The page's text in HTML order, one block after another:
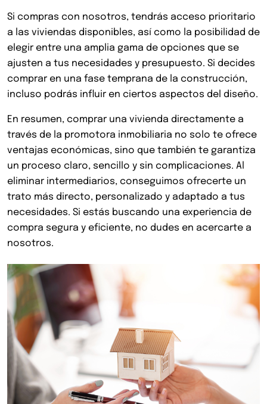
Si compras con nosotros, tendrás acceso prioritario
a las viviendas disponibles, así como la posibilidad de
elegir entre una amplia gama de opciones que se
ajusten a tus necesidades y presupuesto. Si decides
comprar en una fase temprana de la construcción,
incluso podrás influir en ciertos aspectos del diseño.
En resumen, comprar una vivienda directamente a
través de la promotora inmobiliaria no solo te ofrece
ventajas económicas, sino que también te garantiza
un proceso claro, sencillo y sin complicaciones. Al
eliminar intermediarios, conseguimos ofrecerte un
trato más directo, personalizado y adaptado a tus
necesidades. Si estás buscando una experiencia de
compra segura y eficiente, no dudes en acercarte a
nosotros.